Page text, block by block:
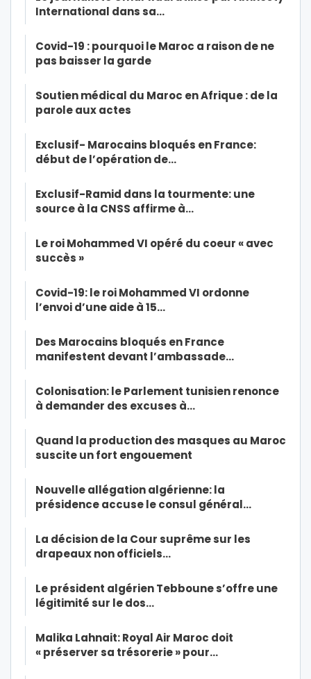
International dans sa…
Covid-19 : pourquoi le Maroc a raison de ne
pas baisser la garde
Soutien médical du Maroc en Afrique : de la
parole aux actes
Exclusif- Marocains bloqués en France:
début de l’opération de…
Exclusif-Ramid dans la tourmente: une
source à la CNSS affirme à…
Le roi Mohammed VI opéré du coeur « avec
succès »
Covid-19: le roi Mohammed VI ordonne
l’envoi d’une aide à 15…
Des Marocains bloqués en France
manifestent devant l’ambassade…
Colonisation: le Parlement tunisien renonce
à demander des excuses à…
Quand la production des masques au Maroc
suscite un fort engouement
Nouvelle allégation algérienne: la
présidence accuse le consul général…
La décision de la Cour suprême sur les
drapeaux non officiels…
Le président algérien Tebboune s’offre une
légitimité sur le dos…
Malika Lahnait: Royal Air Maroc doit
« préserver sa trésorerie » pour…